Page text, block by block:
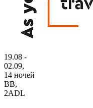
19.08 -
02.09,
14 ночей
BB,
2ADL